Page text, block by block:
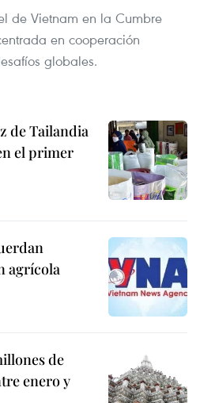
de Vietnam en la Cumbre
en cooperación
globales.
de Tailandia
el primer
agrícola
de
enero y